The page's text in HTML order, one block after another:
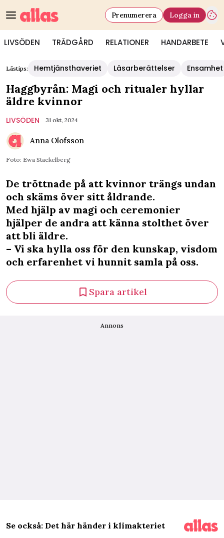
LIVSÖDEN TRÄDGÅRD RELATIONER HANDARBETE
Prenumerera Logga in
Lästips: Hemtjänsthaveriet Läsarberättelser Ensamhet
Haggbyrån: Magi och ritualer hyllar
äldre kvinnor
LIVSÖDEN 31 okt, 2024
Anna Olofsson
Foto: Ewa Stackelberg
De tröttnade på att kvinnor trängs undan
och skäms över sitt åldrande.
Med hjälp av magi och ceremonier
hjälper de andra att känna stolthet över
att bli äldre.
– Vi ska hylla oss för den kunskap, visdom
och erfarenhet vi hunnit samla på oss.
Spara artikel
Annons
Se också: Det här händer i klimakteriet